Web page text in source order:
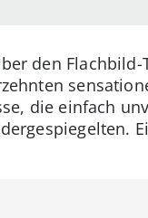
den
die einfach